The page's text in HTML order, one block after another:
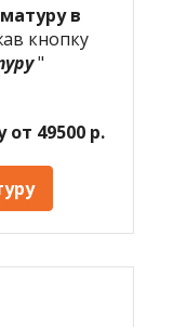
в
кнопку
"
49500 р.